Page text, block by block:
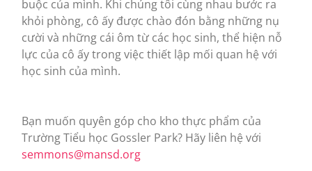
buộc của mình. Khi chúng tôi cùng nhau bước ra
khỏi phòng, cô ấy được chào đón bằng những nụ
cười và những cái ôm từ các học sinh, thể hiện nỗ
lực của cô ấy trong việc thiết lập mối quan hệ với
học sinh của mình.
Bạn muốn quyên góp cho kho thực phẩm của
Trường Tiểu học Gossler Park? Hãy liên hệ với
semmons@mansd.org